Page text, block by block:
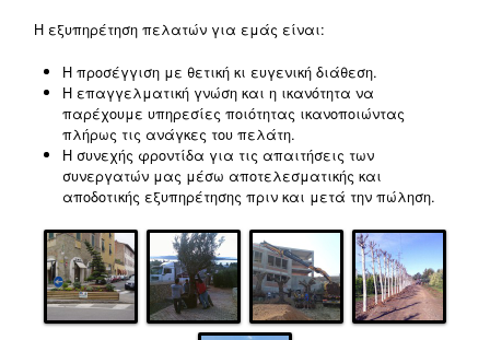
Η εξυπηρέτηση πελατών για εμάς είναι:
Η προσέγγιση με θετική κι ευγενική διάθεση.
Η επαγγελματική γνώση και η ικανότητα να
παρέχουμε υπηρεσίες ποιότητας ικανοποιώντας
πλήρως τις ανάγκες του πελάτη.
Η συνεχής φροντίδα για τις απαιτήσεις των
συνεργατών μας μέσω αποτελεσματικής και
αποδοτικής εξυπηρέτησης πριν και μετά την πώληση.